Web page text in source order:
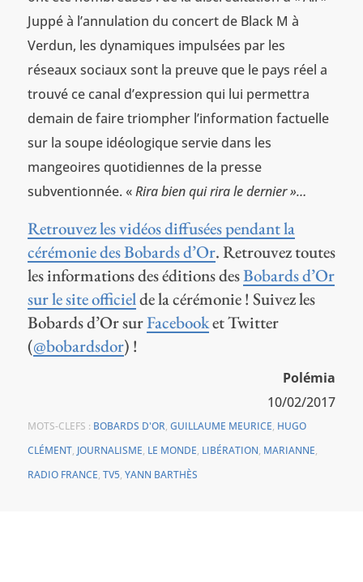
Juppé à l’annulation du concert de Black M à
Verdun, les dynamiques impulsées par les
réseaux sociaux sont la preuve que le pays réel a
trouvé ce canal d’expression qui lui permettra
demain de faire triompher l’information factuelle
sur la soupe idéologique servie dans les
mangeoires quotidiennes de la presse
subventionnée. «Rira bien qui rira le dernier »…
Retrouvez les vidéos diffusées pendant la
cérémonie des Bobards d’Or. Retrouvez toutes
les informations des éditions desBobards d’Or
sur le site officielde la cérémonie ! Suivez les
Bobards d’Or surFacebooket Twitter
(@bobardsdor) !
Polémia
10/02/2017
MOTS-CLEFS : BOBARDS D'OR, GUILLAUME MEURICE, HUGO
CLÉMENT, JOURNALISME, LE MONDE, LIBÉRATION, MARIANNE,
RADIO FRANCE, TV5, YANN BARTHÈS